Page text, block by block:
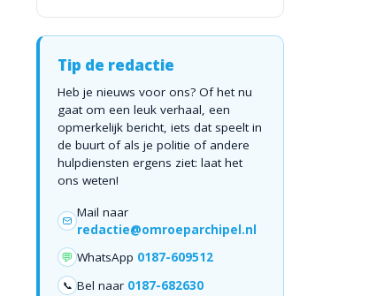
Tip de redactie
Heb je nieuws voor ons? Of het nu
gaat om een leuk verhaal, een
opmerkelijk bericht, iets dat speelt in
de buurt of als je politie of andere
hulpdiensten ergens ziet: laat het
ons weten!
Mail naar
redactie@omroeparchipel.nl
💬 WhatsApp 0187-609512
📞 Bel naar 0187-682630